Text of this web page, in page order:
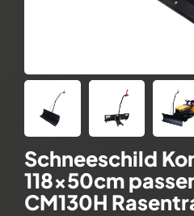
Schneeschild
118x50cm
CM130H